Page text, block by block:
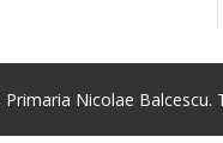
Nicolae Balcescu.